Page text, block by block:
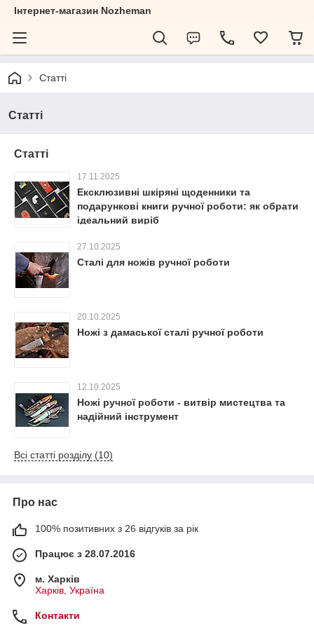
Інтернет-магазин Nozheman
Статті
Статті
Статті
17.11.2025
Ексклюзивні шкіряні щоденники та
подарункові книги ручної роботи: як обрати
ідеальний виріб
27.10.2025
Сталі для ножів ручної роботи
20.10.2025
Ножі з дамаської сталі ручної роботи
12.10.2025
Ножі ручної роботи - витвір мистецтва та
надійний інструмент
Всі статті розділу (10)
Про нас
100% позитивних з 26 відгуків за рік
Працює з 28.07.2016
м. Харків
Харків, Україна
Контакти